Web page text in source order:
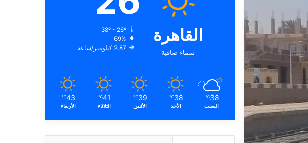
القاهرة
سماء صافية
69%
2.87 كيلومتر/ساعة
38
℃
السبت
38
℃
الأحد
39
℃
الأثنين
41
℃
الثلاثاء
43
℃
الأربعاء